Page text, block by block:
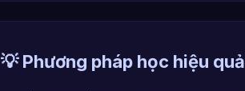
💡 Phương pháp học hiệu quả